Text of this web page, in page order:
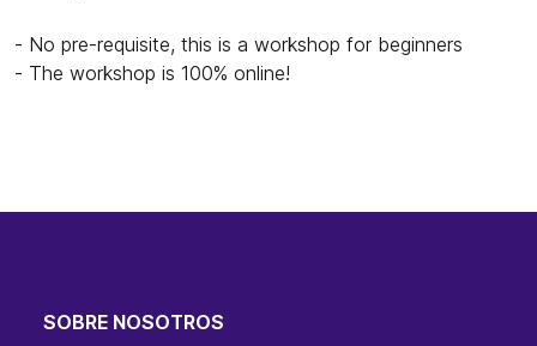
- No pre-requisite, this is a workshop for beginners
- The workshop is 100% online!
SOBRE NOSOTROS